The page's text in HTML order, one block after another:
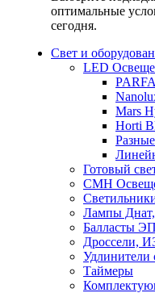
оптимальные
сегодня.
Свет и
LED
Mars
Horti
Готовый
CMH
Лампы
Балласты
Дроссели,
Удлинители
Таймеры